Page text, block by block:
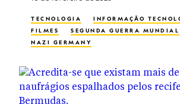
TECNOLOGIA
INFORMAÇÃO
FILMES
SEGUNDA GUERRA MUNDIAL
NAZI GERMANY